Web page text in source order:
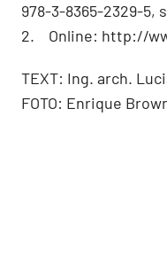
978-3-8365-2329-5,
2. Online: http://
TEXT: Ing. arch.
FOTO: Enrique